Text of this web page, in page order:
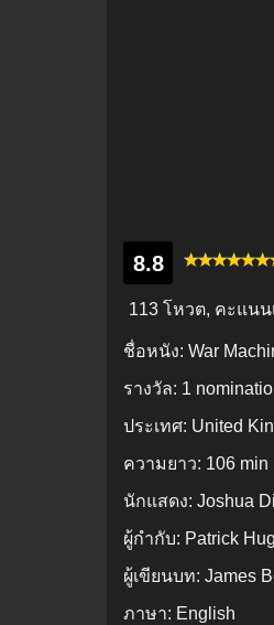
8.8
113 โหวต, คะแนน
ชื่อหนัง: War
รางวัล: 1
ประเทศ: United
ความยาว: 106 min
นักแสดง: Joshua
ผู้กำกับ: Patrick
ผู้เขียนบท: James
ภาษา: English